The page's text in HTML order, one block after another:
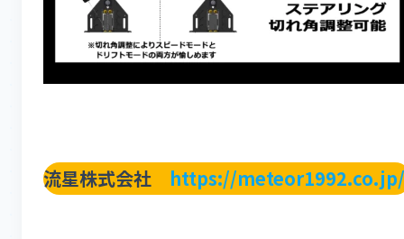
流星株式会社 https://meteor1992.co.jp/